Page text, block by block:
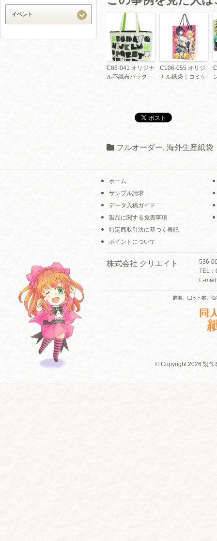
C86-041 オリジナ
ル不織布バッグ
C106-055 オリジ
ナル紙袋｜コミケ
フルオーダー, 海外生産紙袋
ホーム
サンプル請求
データ入稿ガイド
製品に関する免責事項
特定商取引法に基づく表記
ポイントについて
株式会社 クリエイト
536-
TEL
E-
© Copyright 2026 製作